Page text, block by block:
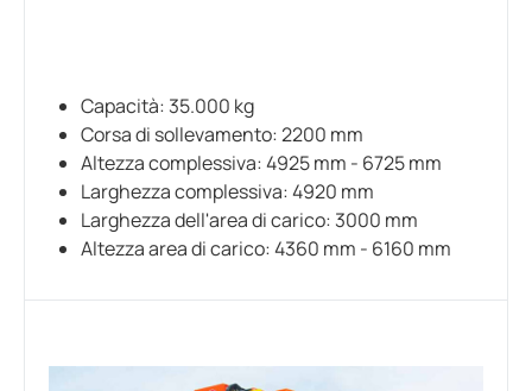
Capacità: 35.000 kg
Corsa di sollevamento: 2200 mm
Altezza complessiva: 4925 mm - 6725 mm
Larghezza complessiva: 4920 mm
Larghezza dell'area di carico: 3000 mm
Altezza area di carico: 4360 mm - 6160 mm